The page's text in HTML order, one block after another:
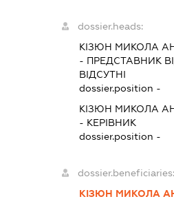
dossier.heads:
КІЗЮН МИКОЛА
- ПРЕДСТАВНИК
ВІДСУТНІ
dossier.position -
КІЗЮН МИКОЛА
- КЕРІВНИК
dossier.position -
dossier.beneficiaries:
КІЗЮН МИКОЛА